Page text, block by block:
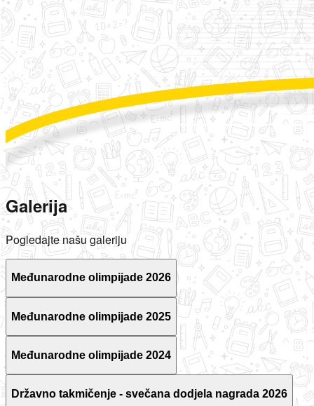
Galerija
Pogledajte našu galeriju
Međunarodne olimpijade 2026
Međunarodne olimpijade 2025
Međunarodne olimpijade 2024
Državno takmičenje - svečana dodjela nagrada 2026